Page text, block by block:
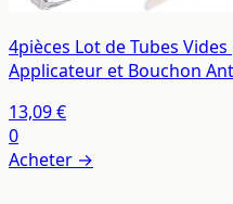
4pièces Lot de Tubes
Applicateur et Bouchon
13,09 €
0
Acheter →